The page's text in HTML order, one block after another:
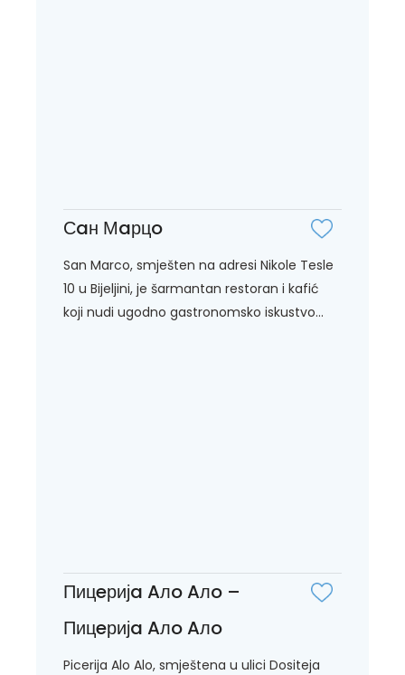
Сaн Мaрцo
San Marco, smješten na adresi Nikole Tesle
10 u Bijeljini, je šarmantan restoran i kafić
koji nudi ugodno gastronomsko iskustvo...
Пицeријa Aлo Aлo –
Пицeријa Aлo Aлo
Picerija Alo Alo, smještena u ulici Dositeja